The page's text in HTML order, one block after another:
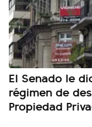
El Senado le
régimen de
Propiedad